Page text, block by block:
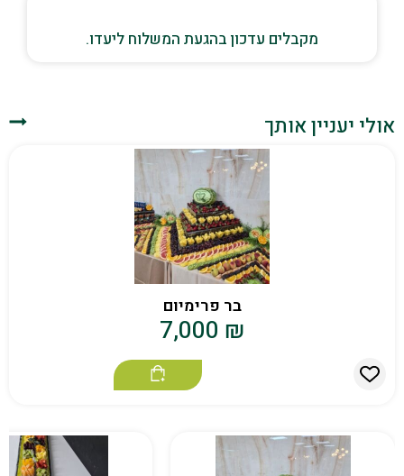
מקבלים עדכון בהגעת המשלוח ליעדו.
אולי יעניין אותך
בר פרימיום
7,000 ₪